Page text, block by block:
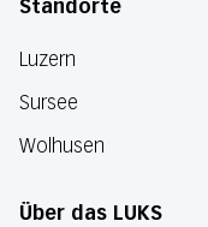
Standorte
Luzern
Sursee
Wolhusen
Über das LUKS